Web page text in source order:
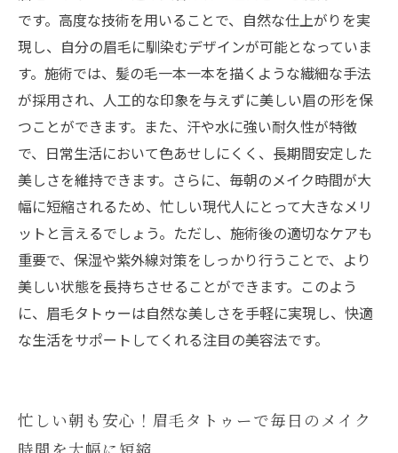
です。高度な技術を用いることで、自然な仕上がりを実
現し、自分の眉毛に馴染むデザインが可能となっていま
す。施術では、髪の毛一本一本を描くような繊細な手法
が採用され、人工的な印象を与えずに美しい眉の形を保
つことができます。また、汗や水に強い耐久性が特徴
で、日常生活において色あせしにくく、長期間安定した
美しさを維持できます。さらに、毎朝のメイク時間が大
幅に短縮されるため、忙しい現代人にとって大きなメリ
ットと言えるでしょう。ただし、施術後の適切なケアも
重要で、保湿や紫外線対策をしっかり行うことで、より
美しい状態を長持ちさせることができます。このよう
に、眉毛タトゥーは自然な美しさを手軽に実現し、快適
な生活をサポートしてくれる注目の美容法です。
忙しい朝も安心！眉毛タトゥーで毎日のメイク